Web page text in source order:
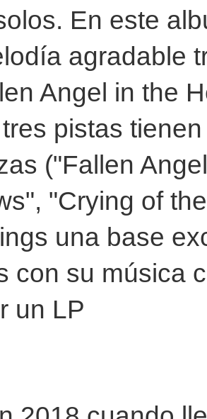
En este
agradable
Angel in the
pistas
("Fallen
"Crying of
una base
con su música
un LP